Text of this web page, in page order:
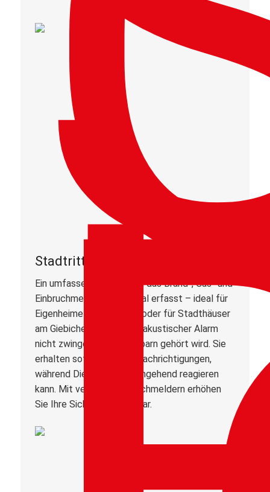
Stadtritter ONE Alarmanlage
Ein umfassendes System, das Brand-, Gas- und
Einbruchmeldungen zentral erfasst – ideal für
Eigenheime in Heide-Süd oder für Stadthäuser
am Giebichenstein, deren akustischer Alarm
nicht zwingend von Nachbarn gehört wird. Sie
erhalten sofort Push-Benachrichtigungen,
während Die
umgehend reagieren
kann. Mit vernetzten Rauchmeldern erhöhen
Sie Ihre Sicherheit messbar.